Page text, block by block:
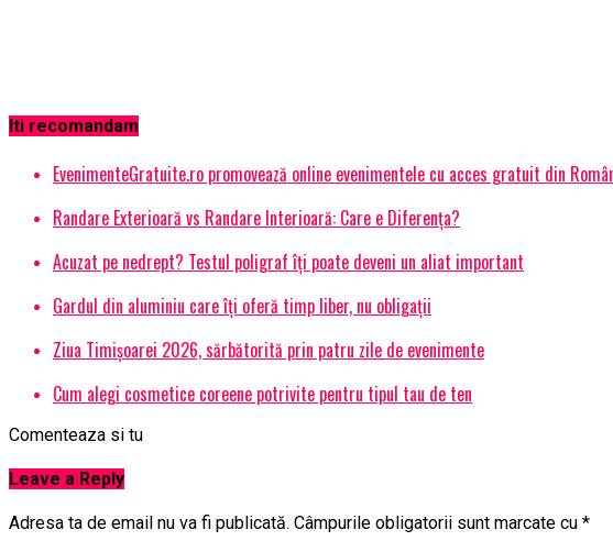
Iti recomandam
EvenimenteGratuite.ro promovează online evenimentele cu acces gratuit din
Randare Exterioară vs Randare Interioară: Care e Diferența?
Acuzat pe nedrept? Testul poligraf îţi poate deveni un aliat important
Gardul din aluminiu care îți oferă timp liber, nu obligații
Ziua Timișoarei 2026, sărbătorită prin patru zile de evenimente
Cum alegi cosmetice coreene potrivite pentru tipul tau de ten
Comenteaza si tu
Leave a Reply
Adresa ta de email nu va fi publicată. Câmpurile obligatorii sunt marcate cu *